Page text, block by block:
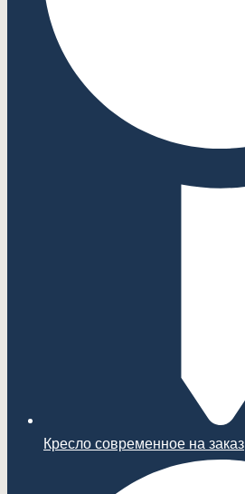
Кресло современное на заказ